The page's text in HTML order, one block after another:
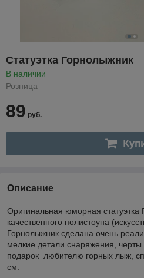
Статуэтка Горнолыжник
В наличии
Розница
89 руб.
Описание
Оригинальная юморная
качественного полистоуна
Горнолыжник сделана очень
мелкие детали снаряжения,
подарок любителю горных лыж,
см.